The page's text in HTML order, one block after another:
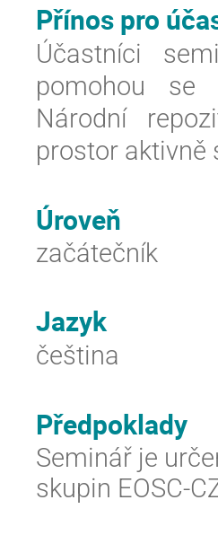
Přínos pro
Účastníci
pomohou se
Národní
prostor aktivně
Úroveň
začátečník
Jazyk
čeština
Předpoklady
Seminář je
skupin EOSC-